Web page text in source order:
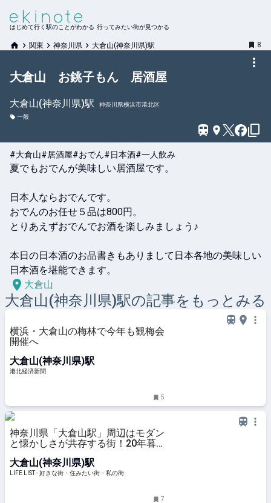
はじめて行く駅のことがわかる 行ってみたい街が見つかる
関東 神奈川県 大倉山(神奈川県)駅 8
大倉山 お銚子もん 居酒屋
大倉山(神奈川県)駅
神奈川県横浜市港北区
一般
#大倉山#居酒屋#おでん#日本酒#一人飲み
夏でもおでんが美味しい居酒屋です。
日本人ならおでんです。
おでんのお任せ５品は800円。
とりあえずおでんでお酒を楽しみましょう♪
本日の日本酒のお品書きもありまして日本各地の美味しい
大倉山
大倉山(神奈川県)駅の記事をもっとみる
横浜・大倉山の梅林で今年も観梅会
開催へ
大倉山(神奈川県)駅
港北経済新聞
5
神奈川県「大倉山駅」周辺はモダン
と懐かしさが共存する街！20年暮
LIST - 好きな街・住みたい街・私の
街
大倉山(神奈川県)駅
LIFE LIST - 好きな街・住みたい街・私の街
7